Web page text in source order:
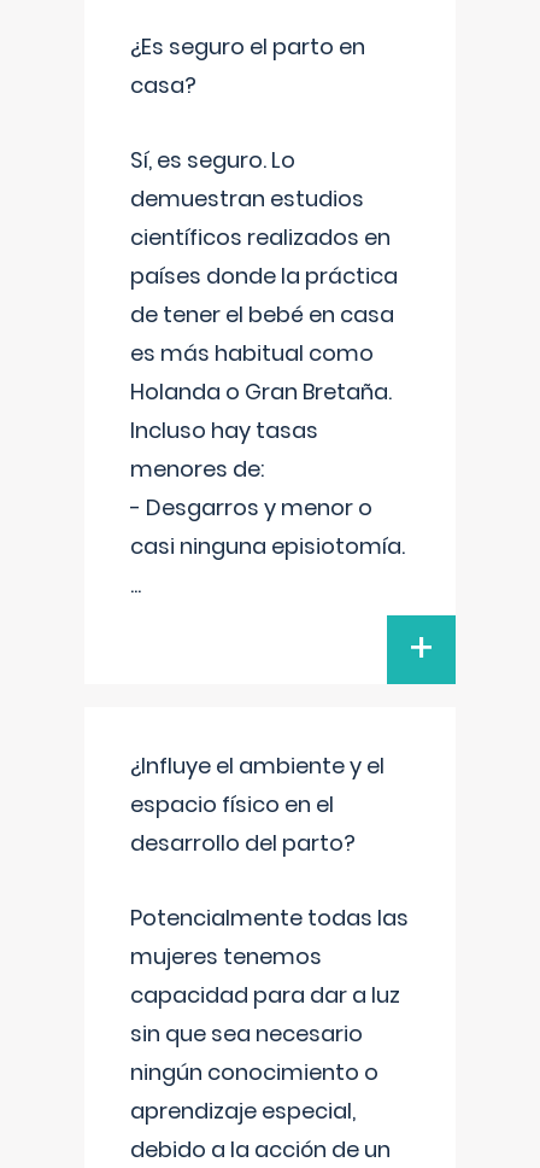
¿Es seguro el parto en
casa?
Sí, es seguro. Lo
demuestran estudios
científicos realizados en
países donde la práctica
de tener el bebé en casa
es más habitual como
Holanda o Gran Bretaña.
Incluso hay tasas
menores de:
- Desgarros y menor o
casi ninguna episiotomía.
...
+
¿Influye el ambiente y el
espacio físico en el
desarrollo del parto?
Potencialmente todas las
mujeres tenemos
capacidad para dar a luz
sin que sea necesario
ningún conocimiento o
aprendizaje especial,
debido a la acción de un